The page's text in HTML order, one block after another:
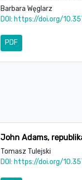
Barbara Węglarz
DOI: https://doi.org/
PDF
John Adams,
Tomasz Tulejski
DOI: https://doi.org/